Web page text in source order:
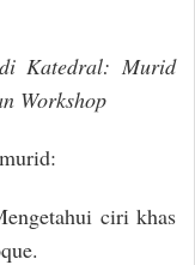
Katedral: Murid
Workshop
ciri khas